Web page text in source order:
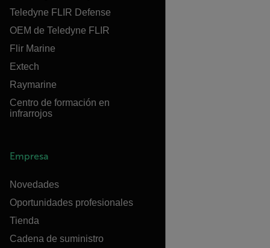
Teledyne FLIR Defense
OEM de Teledyne FLIR
Flir Marine
Extech
Raymarine
Centro de formación en
infrarrojos
Empresa
Novedades
Oportunidades profesionales
Tienda
Cadena de suministro